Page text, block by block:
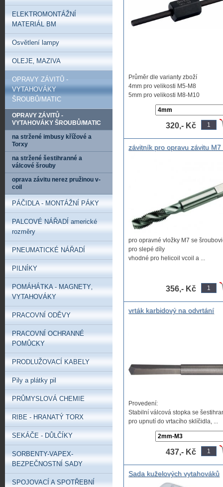
Průměr dle varianty zboží
4mm pro velikosti M5-M8
5mm pro velikosti M8-M10
320,- Kč
závitník pro opravu závitu M7
závitník se šroubovicí po Vcoil
pro opravné vložky M7 se
pro slepé díly
vhodné pro helicoil vcoil a ...
356,- Kč
vrták karbidový na odvrtání
Provedení:
Stabilní válcová stopka se
pro upnutí do vrtacího sklíčidla, ...
437,- Kč
Sada kuželových vytahováků
zlomených šroubů a čepů
ELEKTROMONTÁŽNÍ
MATERIÁL BM
Osvětlení lampy
OLEJE‚ MAZIVA
OPRAVY ZÁVITŮ -
VYTAHOVÁKY
ŠROUBŮ/MATIC
OPRAVY ZÁVITŮ -
VYTAHOVÁKY ŠROUBŮ/MATIC
na stržené imbusy křížové a
Torxy
na stržené šestihranné a
válcové šrouby
oprava závitu nerez pružinou v-
coil
PÁČIDLA - MONTÁŽNÍ PÁKY
PALCOVÉ NÁŘADÍ americké
rozměry
PNEUMATICKÉ NÁŘADÍ
PILNÍKY
POMÁHÁTKA - MAGNETY‚
VYTAHOVÁKY
PRACOVNÍ ODĚVY
PRACOVNÍ OCHRANNÉ
POMŮCKY
PRODLUŽOVACÍ KABELY
Pily a plátky pil
PRŮMYSLOVÁ CHEMIE
RIBE - HRANATÝ TORX
SEKÁČE - DŮLČÍKY
SORBENTY-VAPEX-
BEZPEČNOSTNÍ SADY
SPOJOVACÍ A SPOTŘEBNÍ